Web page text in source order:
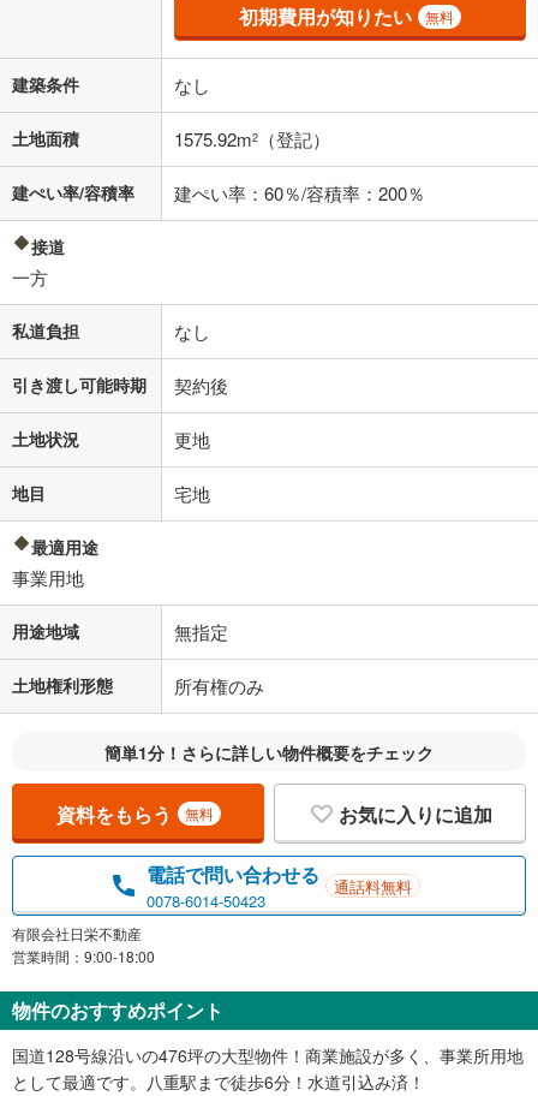
初期費用が知りたい 無料
建築条件 なし
土地面積 1575.92m2 （登記）
建ぺい率/容積率 建ぺい率：60％/容積率：200％
接道
一方
私道負担 なし
引き渡し可能時期 契約後
土地状況 更地
地目 宅地
最適用途
事業用地
用途地域 無指定
土地権利形態 所有権のみ
簡単1分！さらに詳しい物件概要をチェック
資料をもらう 無料 お気に入りに追加
電話で問い合わせる
0078-6014-50423
通話料無料
有限会社日栄不動産
営業時間：9:00-18:00
物件のおすすめポイント
国道128号線沿いの476坪の大型物件！商業施設が多く、事業所用地
として最適です。八重駅まで徒歩6分！水道引込み済！